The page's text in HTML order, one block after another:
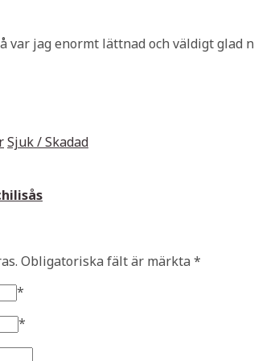
var jag enormt lättnad och väldigt glad
Sjuk / Skadad
Obligatoriska fält är märkta *
*
*